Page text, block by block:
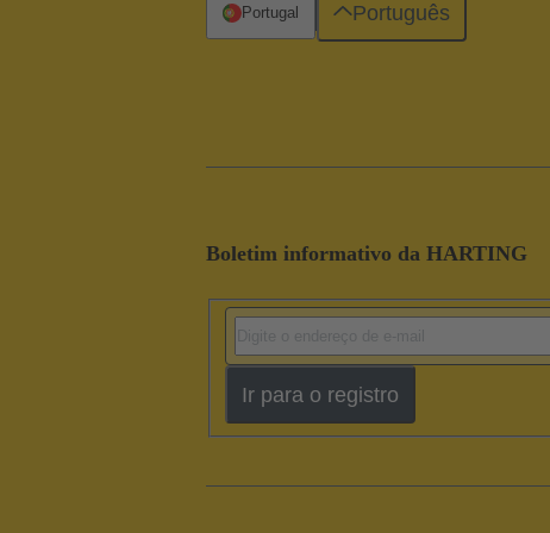
Boletim informativo da HARTING
Ir para o registro
Portugal Português